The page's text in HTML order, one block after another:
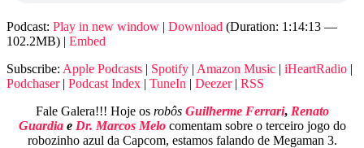
Podcast: Play in new window | Download (Duration: 1:14:13 —
102.2MB) | Embed
Subscribe: Apple Podcasts | Spotify | Amazon Music | iHeartRadio |
Podchaser| Podcast Index | TuneIn | Deezer| RSS
Fale Galera!!! Hoje os robôs Guilherme Ferrari, Renato
Guardia e Dr. Marcos Melo comentam sobre o terceiro jogo do
robozinho azul da Capcom, estamos falando de Megaman 3.